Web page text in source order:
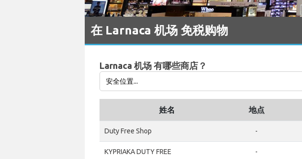
在 Larnaca 机场 免税购物
Larnaca 机场 有哪些商店？
姓名 地点
Duty Free Shop -
KYPRIAKA DUTY FREE -